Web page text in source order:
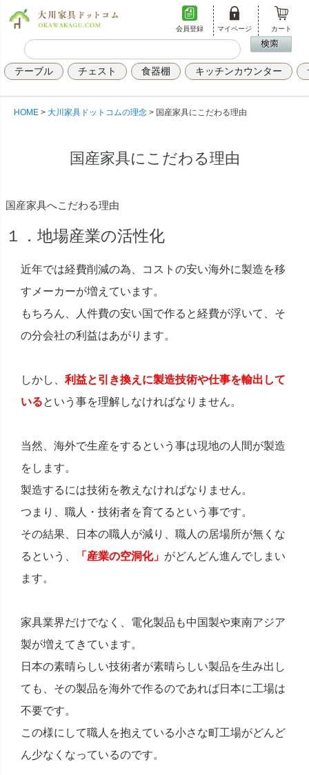
会員登録 マイページ カート
テーブル チェスト 食器棚 キッチンカウンター
HOME 大川家具ドットコムの理念 国産家具にこだわる理由
国産家具にこだわる理由
国産家具へこだわる理由
１．地場産業の活性化
近年では経費削減の為、コストの安い海外に製造を移
すメーカーが増えています。
もちろん、人件費の安い国で作ると経費が浮いて、そ
の分会社の利益はあがります。
しかし、 利益と引き換えに製造技術や仕事を輸出して
いるという事を理解しなければなりません。
当然、海外で生産をするという事は現地の人間が製造
をします。
製造するには技術を教えなければなりません。
つまり、職人・技術者を育てるという事です。
その結果、日本の職人が減り、職人の居場所が無くな
るという、
「産業の空洞化」 がどんどん進んでしまい
ます。
家具業界だけでなく、電化製品も中国製や東南アジア
製が増えてきています。
日本の素晴らしい技術者が素晴らしい製品を生み出し
ても、その製品を海外で作るのであれば日本に工場は
不要です。
この様にして職人を抱えている小さな町工場がどんど
ん少なくなっているのです。